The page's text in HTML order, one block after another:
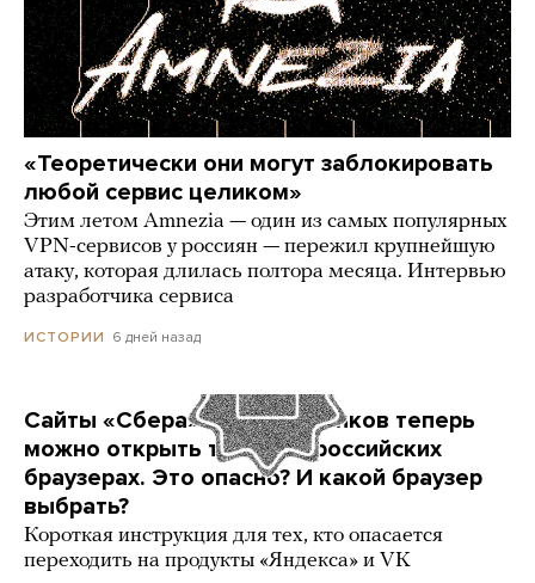
«Теоретически они могут заблокировать
любой сервис целиком»
Этим летом Amnezia — один из самых популярных
VPN-сервисов у россиян — пережил крупнейшую
атаку, которая длилась полтора месяца. Интервью
разработчика сервиса
ИСТОРИИ 6 дней назад
Сайты «Сбера» и других банков теперь
можно открыть только в российских
браузерах. Это опасно? И какой браузер
выбрать?
Короткая инструкция для тех, кто опасается
переходить на продукты «Яндекса» и VK